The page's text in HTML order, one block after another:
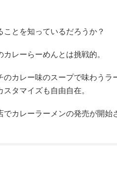
とを知っているだろうか？
レーらーめんとは挑戦的。
カレー味のスープで味わうラ
タマイズも自由自在。
カレーラーメンの発売が開始